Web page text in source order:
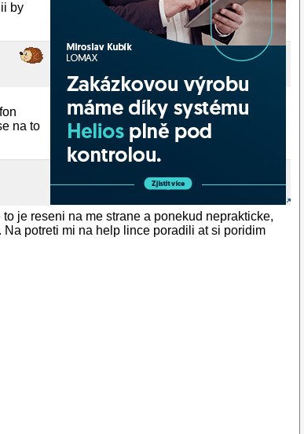
by
na to
je reseni na me strane a ponekud neprakticke,
potreti mi na help lince poradili at si poridim